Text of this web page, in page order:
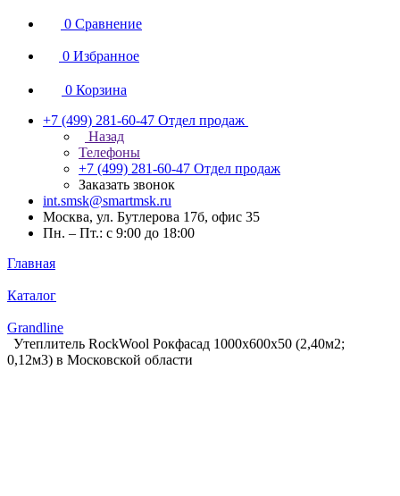
0 Сравнение
0 Избранное
0 Корзина
+7 (499) 281-60-47 Отдел продаж
Назад
Телефоны
+7 (499) 281-60-47 Отдел продаж
Заказать звонок
int.smsk@smartmsk.ru
Москва, ул. Бутлерова 17б, офис 35
Пн. – Пт.: с 9:00 до 18:00
Главная
Каталог
Grandline
Утеплитель RockWool Рокфасад 1000х600х50 (2,40м2;
0,12м3) в Московской области